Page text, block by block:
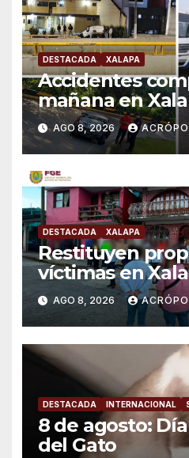
DESTACADA XALAPA
Accidentes
mañana en
AGO 8, 2026
DESTACADA XALAPA
Restituyen
víctimas en
AGO 8, 2026
DESTACADA INTERNACIONAL
8 de agosto:
del Gato